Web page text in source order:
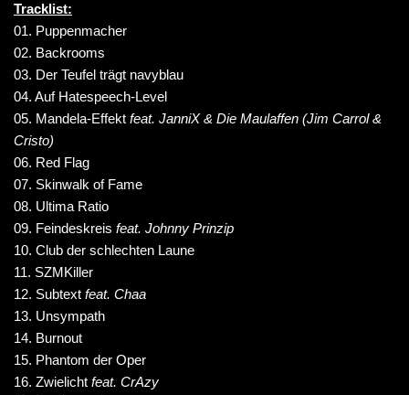
Tracklist:
01. Puppenmacher
02. Backrooms
03. Der Teufel trägt navyblau
04. Auf Hatespeech-Level
05. Mandela-Effekt feat. JanniX & Die Maulaffen (Jim Carrol &
Cristo)
06. Red Flag
07. Skinwalk of Fame
08. Ultima Ratio
09. Feindeskreis feat. Johnny Prinzip
10. Club der schlechten Laune
11. SZMKiller
12. Subtext feat. Chaa
13. Unsympath
14. Burnout
15. Phantom der Oper
16. Zwielicht feat. CrAzy